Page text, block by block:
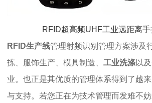
RFID超高频UHF工业远距离
RFID生产线管理射频识别管理方案涉及
拣、服饰生产、模具制造、 工业洗涤以
业。也正是其优质的管理体系得到了越
与支持。若您正在为技术管理而发难不